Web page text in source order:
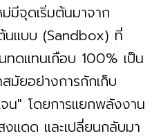
มีจุดเริ่มต้นมาจาก
นแบบ (Sandbox) ที่
ดแทนเกือบ 100% เป็น
มัยอย่างการกักเก็บ
น" โดยการแยกพลังงาน
แดด และเปลี่ยนกลับมา